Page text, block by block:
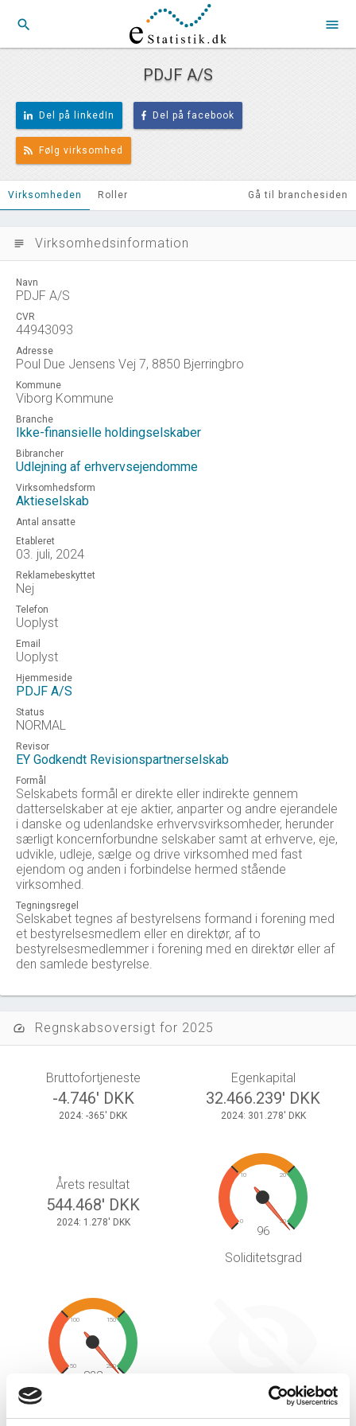
search menu
PDJF A/S
Del på linkedIn Del på facebook
Følg virksomhed
Virksomheden Roller Gå til branchesiden
subject Virksomhedsinformation
Navn
PDJF A/S
CVR
44943093
Adresse
Poul Due Jensens Vej 7, 8850 Bjerringbro
Kommune
Viborg Kommune
Branche
Ikke-finansielle holdingselskaber
Bibrancher
Udlejning af erhvervsejendomme
Virksomhedsform
Aktieselskab
Antal ansatte
Etableret
03. juli, 2024
Reklamebeskyttet
Nej
Telefon
Uoplyst
Email
Uoplyst
Hjemmeside
PDJF A/S
Status
NORMAL
Revisor
EY Godkendt Revisionspartnerselskab
Formål
Selskabets formål er direkte eller indirekte gennem
datterselskaber at eje aktier, anparter og andre ejerandele
i danske og udenlandske erhvervsvirksomheder, herunder
særligt koncernforbundne selskaber samt at erhverve, eje,
udvikle, udleje, sælge og drive virksomhed med fast
ejendom og anden i forbindelse hermed stående
virksomhed.
Tegningsregel
Selskabet tegnes af bestyrelsens formand i forening med
et bestyrelsesmedlem eller en direktør, af to
bestyrelsesmedlemmer i forening med en direktør eller af
den samlede bestyrelse.
speed Regnskabsoversigt for 2025
Bruttofortjeneste
-4.746' DKK
2024: -365' DKK
Egenkapital
32.466.239' DKK
2024: 301.278' DKK
Årets resultat
544.468' DKK
2024: 1.278' DKK 0
10 20
30
96
Soliditetsgrad
50
100 150
200
832
Afkastningsgrad